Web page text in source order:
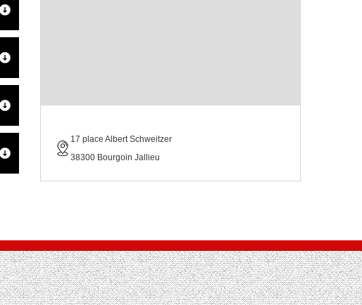
17 place Albert Schweitzer
38300 Bourgoin Jallieu